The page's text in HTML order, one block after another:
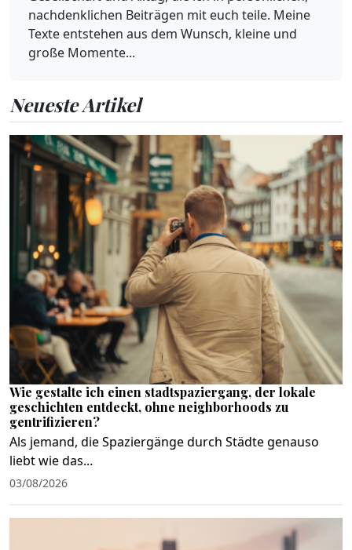
nachdenklichen Beiträgen mit euch teile. Meine
Texte entstehen aus dem Wunsch, kleine und
große Momente...
Neueste Artikel
Wie gestalte ich einen stadtspaziergang, der lokale
geschichten entdeckt, ohne neighborhoods zu
gentrifizieren?
Als jemand, die Spaziergänge durch Städte genauso
liebt wie das...
03/08/2026